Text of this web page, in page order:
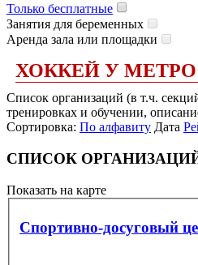
Только бесплатные
Занятия для беременных
Аренда зала или площадки
ХОККЕЙ У
Список организаций (в т.ч.
тренировках и обучении,
Сортировка: По алфавиту Дата
СПИСОК
Показать на карте
Спортивно-досуговый